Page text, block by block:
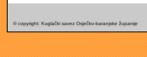
© copyright: Kuglački savez Osječko-baranjske županije